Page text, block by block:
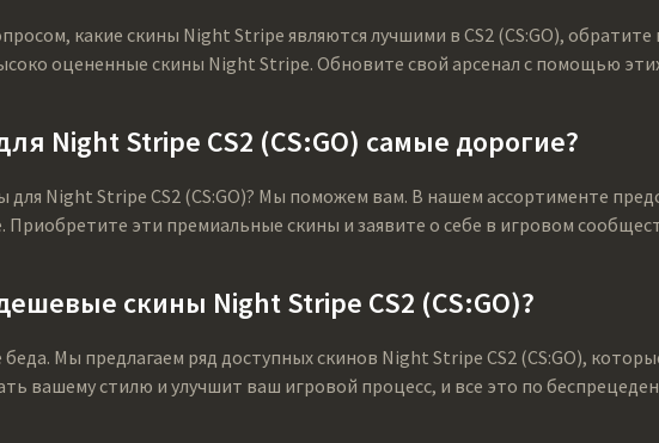
какие скины Night Stripe являются лучшими в CS2 (CS:GO),
оцененные скины Night Stripe. Обновите свой арсенал с помощью
Night Stripe CS2 (CS:GO) самые дорогие?
Night Stripe CS2 (CS:GO)? Мы поможем вам. В нашем ассортименте
эти премиальные скины и заявите о себе в игровом
скины Night Stripe CS2 (CS:GO)?
беда. Мы предлагаем ряд доступных скинов Night Stripe CS2 (CS:GO),
вашему стилю и улучшит ваш игровой процесс, и все это по